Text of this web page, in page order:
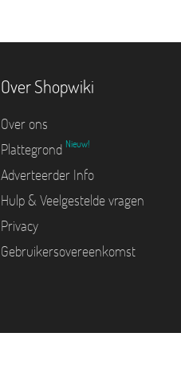
Over Shopwiki
Over ons
Plattegrond Nieuw!
Adverteerder Info
Hulp & Veelgestelde vragen
Privacy
Gebruikersovereenkomst